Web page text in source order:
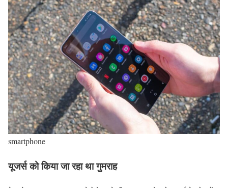
smartphone
यूजर्स को किया जा रहा था गुमराह